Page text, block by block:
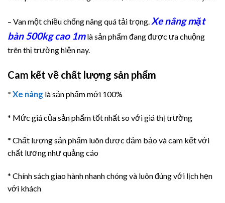
– Van một chiều chống nâng quá tải trọng. Xe nâng mặt
bàn 500kg cao 1mlà sản phẩm đang được ưa chuộng
trên thị trường hiện nay.
Cam kết về chất lượng sản phẩm
* Xe nâng là sản phẩm mới 100%
* Mức giá của sản phẩm tốt nhất so với giá thị trường
* Chất lượng sản phẩm luôn được đảm bảo và cam kết với
chất lương như quảng cáo
* Chính sách giao hành nhanh chóng và luôn đúng với lịch hẹn
với khách